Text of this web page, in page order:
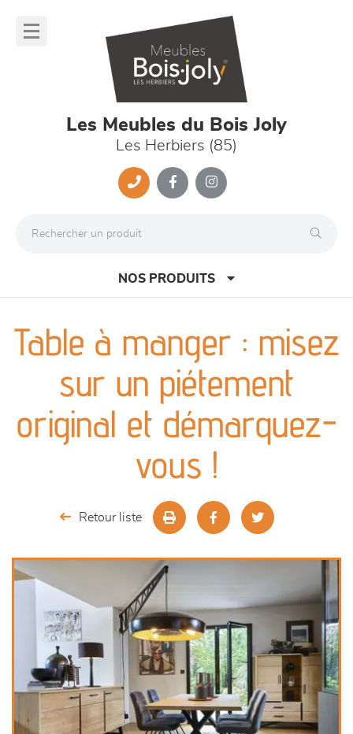
Les Meubles du Bois Joly
Les Herbiers (85)
NOS PRODUITS
canapés et fauteuils
séjours
meubles de complément
décoration
Table à manger : misez
sur un piétement
original et démarquez-
vous !
Retour liste